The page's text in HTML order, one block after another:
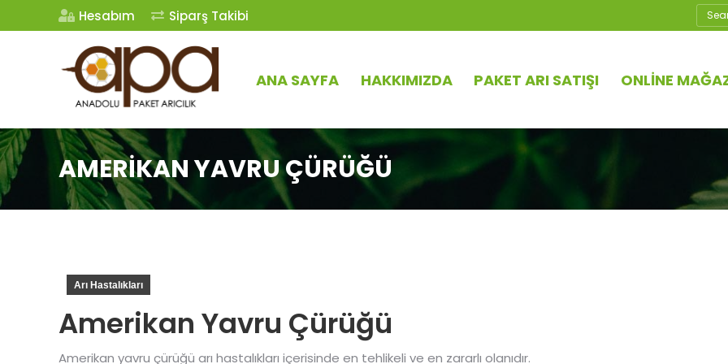
Hesabım Siparş Takibi Ara
ANA SAYFA HAKKIMIZDA PAKET ARI SATIŞI ONLINE
AMERIKAN YAVRU ÇÜRÜĞÜ
Arı Hastalıkları
Amerikan Yavru Çürüğü
Amerikan yavru çürüğü arı hastalıkları içerisinde en tehlikeli ve en zararlı olanıdır.